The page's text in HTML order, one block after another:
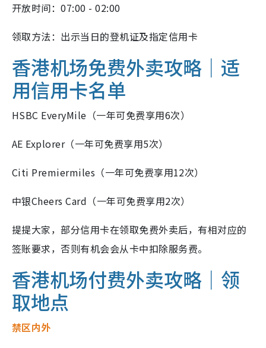
开放时间：07:00 - 02:00
领取方法：出示当日的登机证及指定信用卡
香港机场免费外卖攻略｜适
用信用卡名单
HSBC EveryMile（一年可免费享用6次）
AE Explorer（一年可免费享用5次）
Citi Premiermiles（一年可免费享用12次）
中银Cheers Card（一年可免费享用2次）
提提大家，部分信用卡在领取免费外卖后，有相对应的
签账要求，否则有机会会从卡中扣除服务费。
香港机场付费外卖攻略｜领
取地点
禁区内外